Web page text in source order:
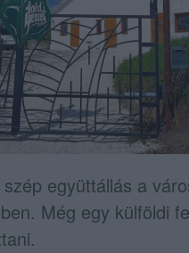
együttállás a
Még egy külföldi